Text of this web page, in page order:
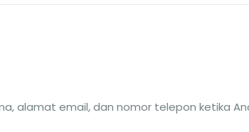
alamat email, dan nomor telepon ketika